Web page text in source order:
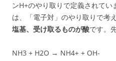
ンH+のやり取りで定義されて
は、「電子対」のやり取りで考え
塩基、受け取るものが酸です。
NH3 + H2O → NH4+ + OH-